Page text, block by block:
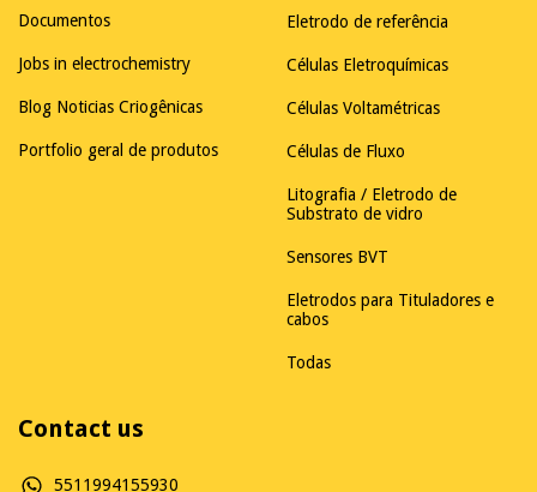
Documentos
Jobs in electrochemistry
Blog Noticias Criogênicas
Portfolio geral de produtos
Eletrodo de referência
Células Eletroquímicas
Células Voltamétricas
Células de Fluxo
Litografia / Eletrodo de
Substrato de vidro
Sensores BVT
Eletrodos para Tituladores e
cabos
Todas
Contact us
5511994155930